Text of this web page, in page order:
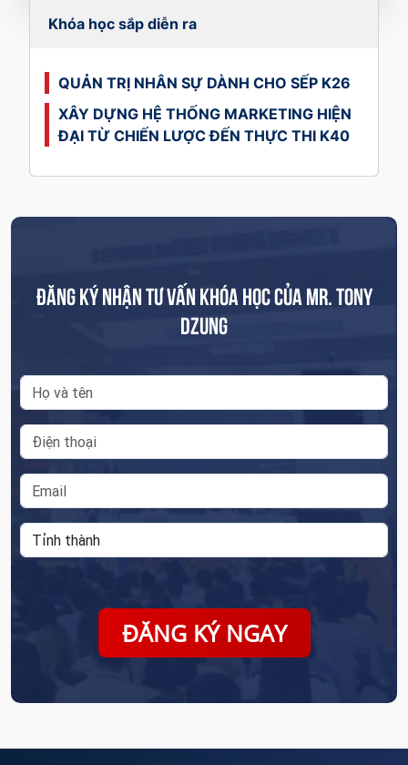
Khóa học sắp diễn ra
QUẢN TRỊ NHÂN SỰ DÀNH CHO SẾP K26
XÂY DỰNG HỆ THỐNG MARKETING HIỆN
ĐẠI TỪ CHIẾN LƯỢC ĐẾN THỰC THI K40
ĐĂNG KÝ NHẬN TƯ VẤN KHÓA HỌC CỦA MR. TONY
DZUNG
ĐĂNG KÝ NGAY